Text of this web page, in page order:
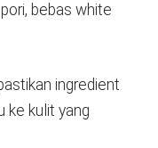
bebas white
ingredient
ke kulit yang